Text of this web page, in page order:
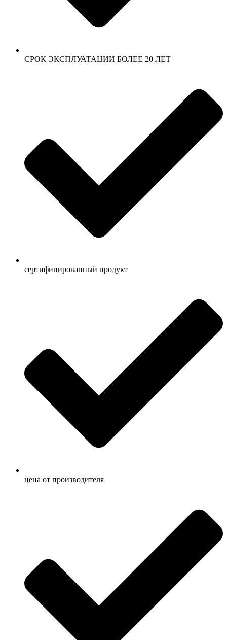
СРОК ЭКСПЛУАТАЦИИ БОЛЕЕ 20 ЛЕТ
сертифицированный продукт
ценa от производителя